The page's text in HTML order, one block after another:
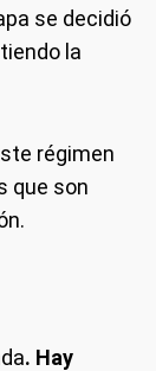
se decidió
la
régimen
que son
. Hay